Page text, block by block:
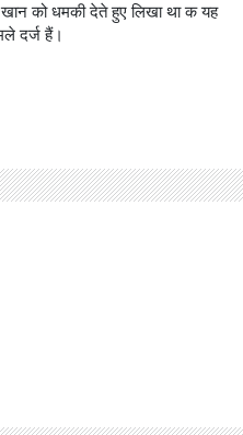
को धमकी देते हुए लिखा था क यह
दर्ज हैं।